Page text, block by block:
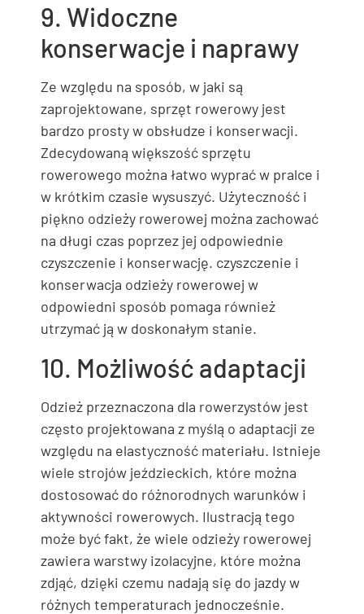
9. Widoczne
konserwacje i naprawy
Ze względu na sposób, w jaki są
zaprojektowane, sprzęt rowerowy jest
bardzo prosty w obsłudze i konserwacji.
Zdecydowaną większość sprzętu
rowerowego można łatwo wyprać w pralce i
w krótkim czasie wysuszyć. Użyteczność i
piękno odzieży rowerowej można zachować
na długi czas poprzez jej odpowiednie
czyszczenie i konserwację. czyszczenie i
konserwacja odzieży rowerowej w
odpowiedni sposób pomaga również
utrzymać ją w doskonałym stanie.
10. Możliwość adaptacji
Odzież przeznaczona dla rowerzystów jest
często projektowana z myślą o adaptacji ze
względu na elastyczność materiału. Istnieje
wiele strojów jeździeckich, które można
dostosować do różnorodnych warunków i
aktywności rowerowych. Ilustracją tego
może być fakt, że wiele odzieży rowerowej
zawiera warstwy izolacyjne, które można
zdjąć, dzięki czemu nadają się do jazdy w
różnych temperaturach jednocześnie.